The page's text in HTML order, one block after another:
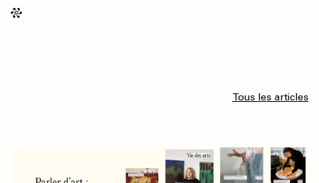
Tous les articles